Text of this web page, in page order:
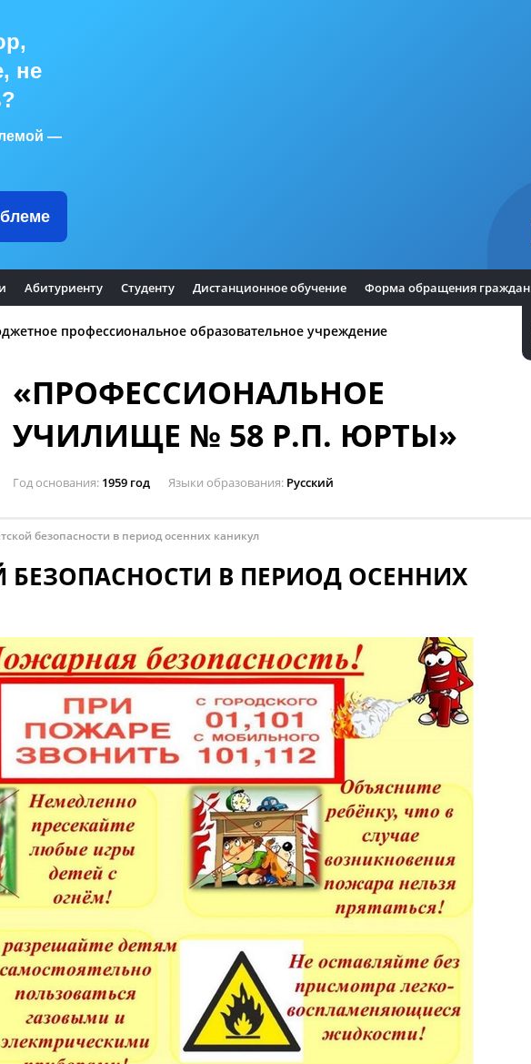
не
—
Абитуриенту Студенту Дистанционное обучение Форма обращения граждан
профессиональное образовательное учреждение
«ПРОФЕССИОНАЛЬНОЕ
УЧИЛИЩЕ № 58 Р.П. ЮРТЫ»
Год основания 1959 год Языки образования Русский
безопасности в период осенних каникул
БЕЗОПАСНОСТИ В ПЕРИОД ОСЕННИХ